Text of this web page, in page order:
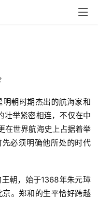
壮举紧密相连，不仅在中
在世界航海史上占据着举
必须明确他所处的时代
。郑和的生平恰好跨越